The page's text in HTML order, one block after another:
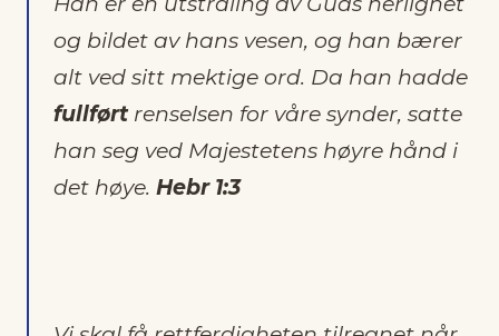
og bildet av hans vesen, og han bærer
alt ved sitt mektige ord. Da han hadde
fullførtrenselsen for våre synder, satte
han seg ved Majestetens høyre hånd i
det høye. Hebr 1:3